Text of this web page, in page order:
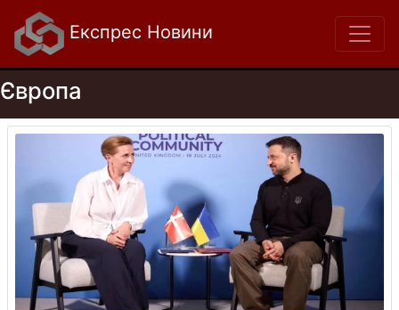
Експрес Новини
Європа